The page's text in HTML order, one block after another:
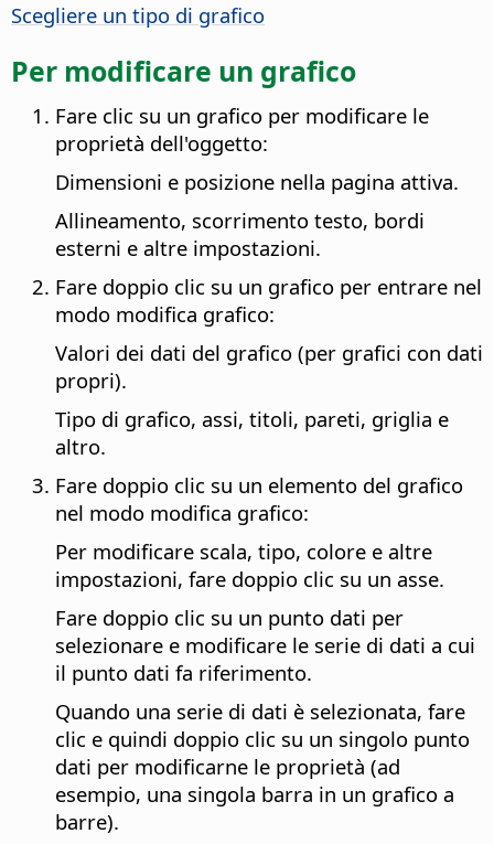
Scegliere un tipo di grafico
Per modificare un grafico
Fare clic su un grafico per modificare le
proprietà dell'oggetto:
Dimensioni e posizione nella pagina attiva.
Allineamento, scorrimento testo, bordi
esterni e altre impostazioni.
Fare doppio clic su un grafico per entrare nel
modo modifica grafico:
Valori dei dati del grafico (per grafici con dati
propri).
Tipo di grafico, assi, titoli, pareti, griglia e
altro.
Fare doppio clic su un elemento del grafico
nel modo modifica grafico:
Per modificare scala, tipo, colore e altre
impostazioni, fare doppio clic su un asse.
Fare doppio clic su un punto dati per
selezionare e modificare le serie di dati a cui
il punto dati fa riferimento.
Quando una serie di dati è selezionata, fare
clic e quindi doppio clic su un singolo punto
dati per modificarne le proprietà (ad
esempio, una singola barra in un grafico a
barre).